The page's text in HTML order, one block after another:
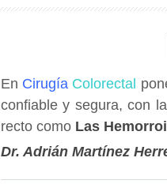
En Cirugía Colorectal
confiable y segura, con
recto como Las
Dr. Adrián Martínez